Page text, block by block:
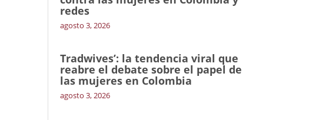
redes
agosto 3, 2026
Tradwives’: la tendencia viral que
reabre el debate sobre el papel de
las mujeres en Colombia
agosto 3, 2026